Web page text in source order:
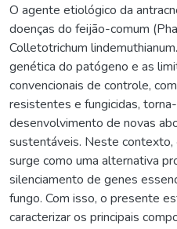
O agente etiológico da
doenças do feijão-comum
Colletotrichum
genética do patógeno e as
convencionais de controle,
resistentes e fungicidas,
desenvolvimento de novas
sustentáveis. Neste
surge como uma alternativa
silenciamento de genes
fungo. Com isso, o presente
caracterizar os principais